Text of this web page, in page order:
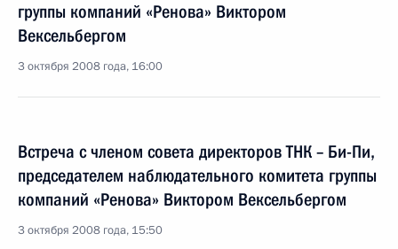
группы компаний «Ренова» Виктором
Вексельбергом
3 октября 2008 года, 16:00
Встреча с членом совета директоров ТНК – Би-Пи,
председателем наблюдательного комитета группы
компаний «Ренова» Виктором Вексельбергом
3 октября 2008 года, 15:50